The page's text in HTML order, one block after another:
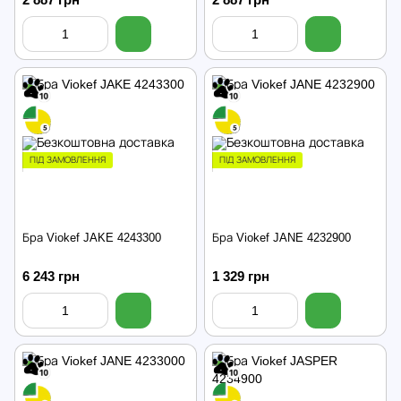
ПІД ЗАМОВЛЕННЯ
Бра Viokef JAKE 4243300
6 243 грн
ПІД ЗАМОВЛЕННЯ
Бра Viokef JANE 4232900
1 329 грн